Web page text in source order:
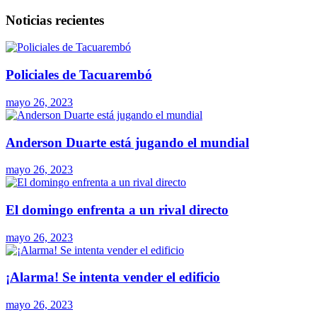
Noticias recientes
Policiales de Tacuarembó
mayo 26, 2023
Anderson Duarte está jugando el mundial
mayo 26, 2023
El domingo enfrenta a un rival directo
mayo 26, 2023
¡Alarma! Se intenta vender el edificio
mayo 26, 2023